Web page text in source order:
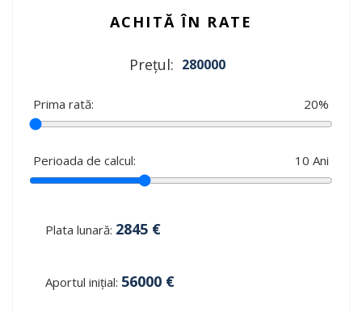
ACHITĂ ÎN RATE
Prețul: 280000
Prima rată: 20%
Perioada de calcul: 10 Ani
Plata lunară: 2845 €
Aportul inițial: 56000 €